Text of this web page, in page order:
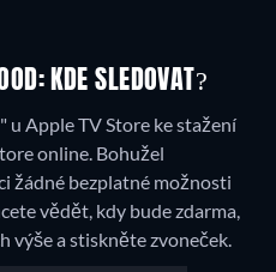
KDE SLEDOVAT?
Apple TV Store ke stažení
online. Bohužel
žádné bezplatné možnosti
vědět, kdy bude zdarma,
výše a stiskněte zvoneček.